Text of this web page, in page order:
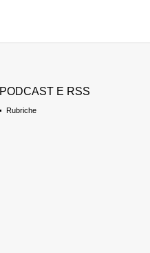
13:10 Durata: 1 min
PODCAST E RSS
Rubriche